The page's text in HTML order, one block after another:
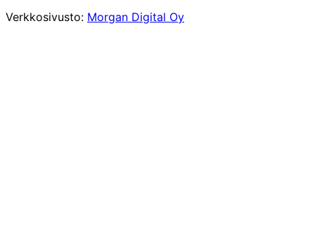
Verkkosivusto: Morgan Digital Oy